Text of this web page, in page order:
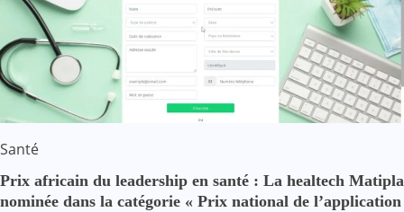
Santé
Prix africain du leadership en santé : La healtech Matipla
nominée dans la catégorie « Prix national de l’application